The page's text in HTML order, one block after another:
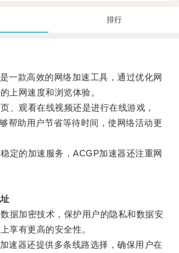
排行
款高效的网络加速工具，通过优化网
上网速度和浏览体验。
观看在线视频还是进行在线游戏，
帮助用户节省等待时间，使网络活动更
的加速服务，ACGP加速器还注重网
加密技术，保护用户的隐私和数据安
享有更高的安全性。
器还提供多条线路选择，确保用户在